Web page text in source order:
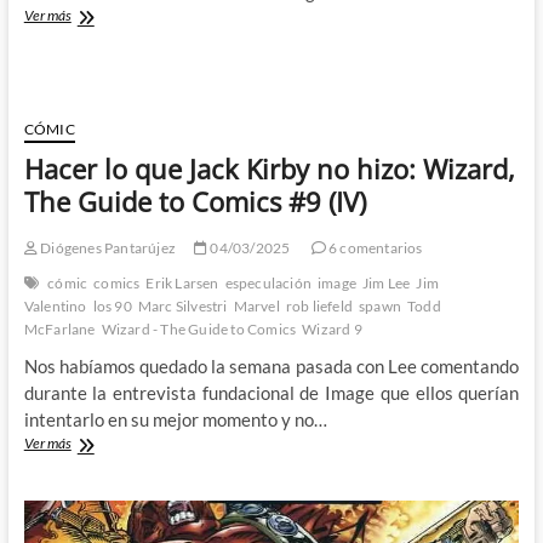
Ver más¿La
Wizard,
The
Guide
Comics
(V)
CÓMIC
Hacer lo que Jack Kirby no hizo: Wizard,
The Guide to Comics #9 (IV)
Diógenes Pantarújez 04/03/2025
6 comentarios
cómic comics Erik Larsen especulación image Jim Lee Jim
Valentino los 90 Marc Silvestri Marvel rob liefeld spawn Todd
McFarlane Wizard - The Guide to Comics Wizard 9
Nos habíamos quedado la semana pasada con Lee comentando
durante la entrevista fundacional de Image que ellos querían
intentarlo en su mejor momento y no…
Ver másHacer
Jack
Kirby